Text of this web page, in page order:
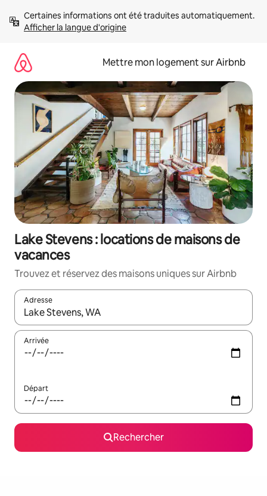
directement
Afficher la langue d'origine
Mettre mon logement sur Airbnb
Lake Stevens : locations de maisons de
vacances
Trouvez et réservez des maisons uniques sur Airbnb
Adresse
Lorsque les résultats s'affichent, utilisez les flèches vers le
Arrivée
Départ
Rechercher